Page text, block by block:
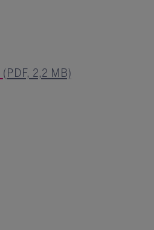
(PDF, 2,2 MB)